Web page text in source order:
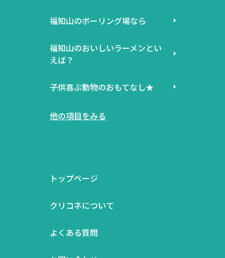
福知山のボーリング場なら
福知山のおいしいラーメンとい
えば？
子供喜ぶ動物のおもてなし★
他の項目をみる
トップページ
クリコネについて
よくある質問